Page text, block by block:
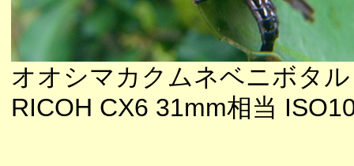
オオシマカクムネベニボタル
RICOH CX6 31mm相当